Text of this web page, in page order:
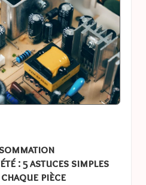
: 5 astuces simples
pièce